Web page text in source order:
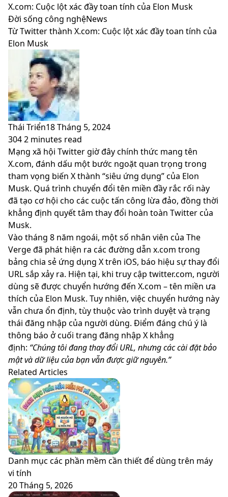
skin
X.com: Cuộc lột xác đầy toan tính của Elon Musk
Đời sống công nghệNews
Từ Twitter thành X.com: Cuộc lột xác đầy toan tính của
Elon Musk
Thái Triển18 Tháng 5, 2024
3042 minutes read
Facebook
X
LinkedIn
Pinterest
Messenger
Messenger
WhatsApp
Telegram
Viber
Share
via
Email
Print
Mạng xã hội Twitter giờ đây chính thức mang tên
X.com, đánh dấu một bước ngoặt quan trọng trong
tham vọng biến X thành “siêu ứng dụng” của Elon
Musk. Quá trình chuyển đổi tên miền đầy rắc rối này
đã tạo cơ hội cho các cuộc tấn công lừa đảo, đồng thời
khẳng định quyết tâm thay đổi hoàn toàn Twitter của
Musk.
Vào tháng 8 năm ngoái, một số nhân viên của The
Verge đã phát hiện ra các đường dẫn x.com trong
bảng chia sẻ ứng dụng X trên iOS, báo hiệu sự thay đổi
URL sắp xảy ra. Hiện tại, khi truy cập twitter.com, người
dùng sẽ được chuyển hướng đến X.com – tên miền ưa
thích của Elon Musk. Tuy nhiên, việc chuyển hướng này
vẫn chưa ổn định, tùy thuộc vào trình duyệt và trạng
thái đăng nhập của người dùng. Điểm đáng chú ý là
thông báo ở cuối trang đăng nhập X khẳng
định: “Chúng tôi đang thay đổi URL, nhưng các cài đặt bảo
mật và dữ liệu của bạn vẫn được giữ nguyên.”
Related Articles
Danh mục các phần mềm cần thiết để dùng trên máy
vi tính
20 Tháng 5, 2026